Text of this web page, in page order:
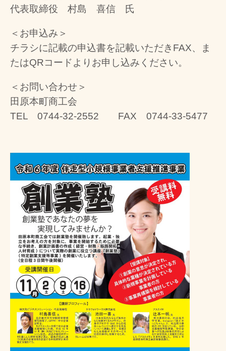
代表取締役 村島 喜信 氏
＜お申込み＞
チラシに記載の申込書を記載いただきFAX、ま
たはQRコードよりお申し込みください。
＜お問い合わせ＞
田原本町商工会
TEL 0744-32-2552 FAX 0744-33-5477